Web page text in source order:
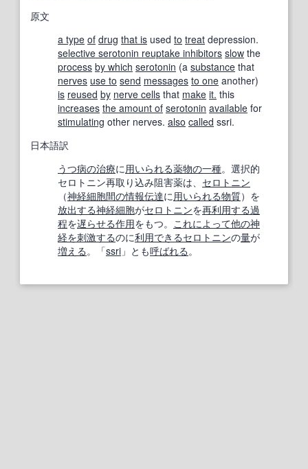
原文
a type of drug that is used to treat depression.
selective serotonin reuptake inhibitors slow the
process by which serotonin (a substance that
nerves use to send messages to one another)
is reused by nerve cells that make it. this
increases the amount of serotonin available for
stimulating other nerves. also called ssri.
日本語訳
うつ病の治療に 用いられる薬物の一種。選択的
セロトニン再取り込み阻害薬は、 セロトニン
（神経細胞間の情報伝達に 用いられる物質）を
放出する神経細胞がセロトニンを再利用する過
程を遅らせる作用をもつ。 これによって他の神
経を刺激するのに利用できるセロトニンの量が
増える 。「ssri 」とも呼ばれる 。